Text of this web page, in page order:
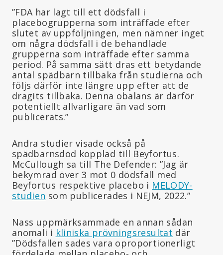
”FDA har lagt till ett dödsfall i
placebogrupperna som inträffade efter
slutet av uppföljningen, men nämner inget
om några dödsfall i de behandlade
grupperna som inträffade efter samma
period. På samma sätt dras ett betydande
antal spädbarn tillbaka från studierna och
följs därför inte längre upp efter att de
dragits tillbaka. Denna obalans är därför
potentiellt allvarligare än vad som
publicerats.”
Andra studier visade också på
spädbarnsdöd kopplad till Beyfortus.
McCullough sa till The Defender: ”Jag är
bekymrad över 3 mot 0 dödsfall med
Beyfortus respektive placebo i MELODY-
studien som publicerades i NEJM, 2022.”
Nass uppmärksammade en annan sådan
anomali i kliniska prövningsresultat där
”Dödsfallen sades vara oproportionerligt